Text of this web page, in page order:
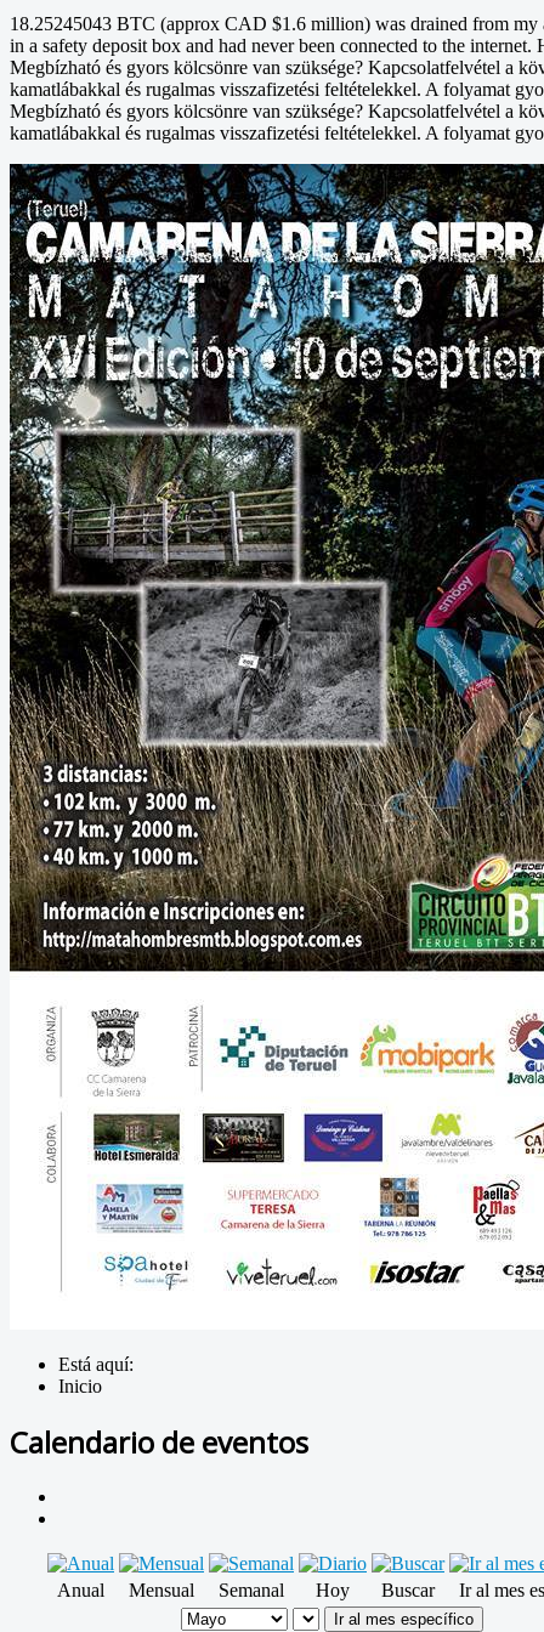
18.25245043 BTC (approx CAD $1.6 million) was drained from
in a safety deposit box and had never been connected to the
Megbízható és gyors kölcsönre van szüksége? Kapcsolatfelvétel a
kamatlábakkal és rugalmas visszafizetési feltételekkel. A folyamat
Megbízható és gyors kölcsönre van szüksége? Kapcsolatfelvétel a
kamatlábakkal és rugalmas visszafizetési feltételekkel. A folyamat
Está aquí:
Inicio
Calendario de eventos
Anual Mensual Semanal Hoy Buscar Ir al mes
Ir al mes específico